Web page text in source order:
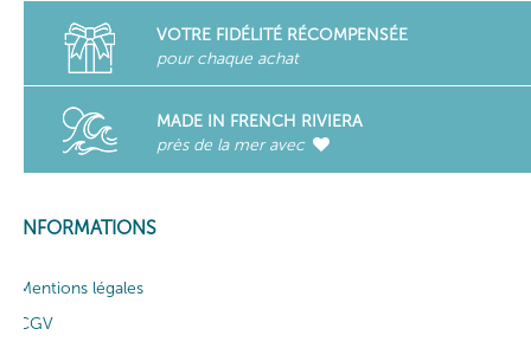
VOTRE FIDÉLITÉ RÉCOMPENSÉE
pour chaque achat
MADE IN FRENCH RIVIERA
près de la mer avec
INFORMATIONS
Mentions légales
CGV